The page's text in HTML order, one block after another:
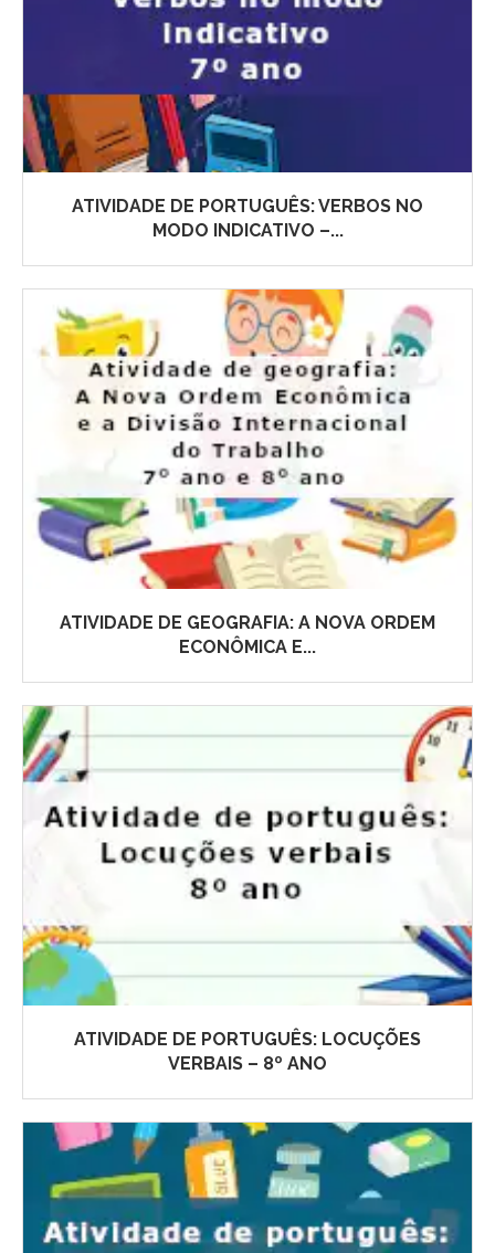
ATIVIDADE DE PORTUGUÊS: VERBOS NO
MODO INDICATIVO –...
ATIVIDADE DE GEOGRAFIA: A NOVA ORDEM
ECONÔMICA E...
ATIVIDADE DE PORTUGUÊS: LOCUÇÕES
VERBAIS – 8º ANO